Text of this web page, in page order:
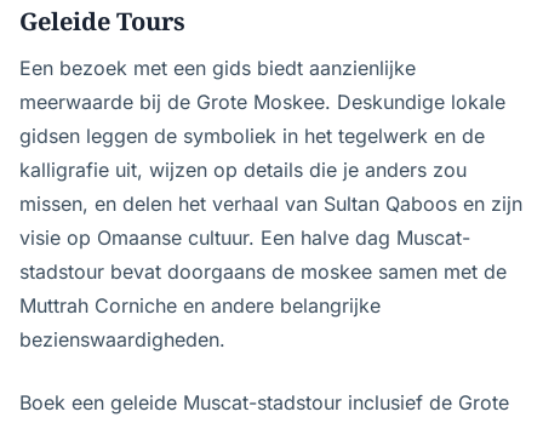
Geleide Tours
Een bezoek met een gids biedt aanzienlijke
meerwaarde bij de Grote Moskee. Deskundige lokale
gidsen leggen de symboliek in het tegelwerk en de
kalligrafie uit, wijzen op details die je anders zou
missen, en delen het verhaal van Sultan Qaboos en zijn
visie op Omaanse cultuur. Een halve dag Muscat-
stadstour bevat doorgaans de moskee samen met de
Muttrah Corniche en andere belangrijke
bezienswaardigheden.
Boek een geleide Muscat-stadstour inclusief de Grote